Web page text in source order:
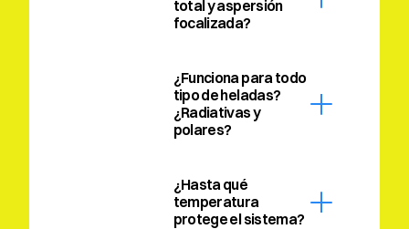
total y aspersión
focalizada?
¿Funciona para todo
tipo de heladas?
¿Radiativas y
polares?
¿Hasta qué
temperatura
protege el sistema?